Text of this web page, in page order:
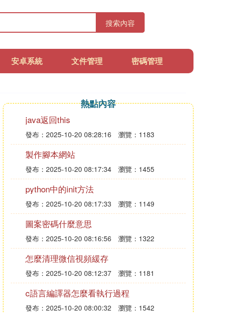
搜索內容
安卓系統 文件管理 密碼管理
熱點內容
java返回this
發布：2025-10-20 08:28:16 瀏覽：1183
製作腳本網站
發布：2025-10-20 08:17:34 瀏覽：1455
python中的init方法
發布：2025-10-20 08:17:33 瀏覽：1149
圖案密碼什麼意思
發布：2025-10-20 08:16:56 瀏覽：1322
怎麼清理微信視頻緩存
發布：2025-10-20 08:12:37 瀏覽：1181
c語言編譯器怎麼看執行過程
發布：2025-10-20 08:00:32 瀏覽：1542